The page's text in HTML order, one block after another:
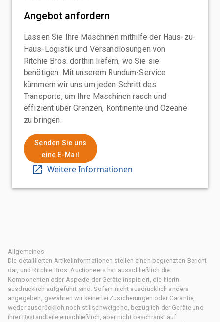
Angebot anfordern
Lassen Sie Ihre Maschinen mithilfe der Haus-zu-
Haus-Logistik und Versandlösungen von
Ritchie Bros. dorthin liefern, wo Sie sie
benötigen. Mit unserem Rundum-Service
kümmern wir uns um jeden Schritt des
Transports, um Ihre Maschinen rasch und
effizient über Grenzen, Kontinente und Ozeane
zu bringen.
Senden Sie uns
eine E-Mail
Weitere Informationen
Allgemeines
Die detaillierten Artikelinformationen stellen einen begrenzten Bericht
dar, und Ritchie Bros. Auctioneers hat ausschließlich die
Komponenten oder Aspekte der Geräte inspiziert, die hierin
ausdrücklich aufgeführt sind. Sofern nicht ausdrücklich anders
angegeben, gewähren wir keinerlei Zusicherungen oder Garantie,
weder ausdrücklich noch stillschweigend, bezüglich der Geräte und
ihrer Bestandteile einschließlich, aber nicht beschränkt auf